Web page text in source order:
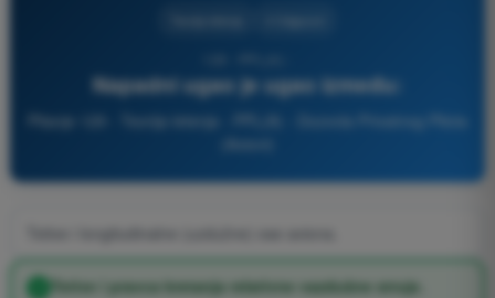
Napadni ugao je ugao između:
Tetive i pravca kretanja relativne vazdušne struje.